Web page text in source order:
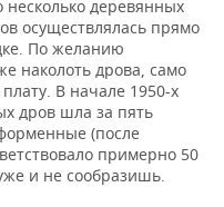
несколько деревянных
осуществлялась прямо
По желанию
наколоть дрова, само
В начале 1950-х
дров шла за пять
(после
примерно 50
и не сообразишь.